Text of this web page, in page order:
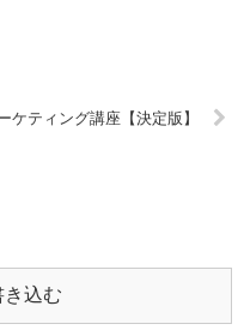
ケティング講座【決定版】
き込む